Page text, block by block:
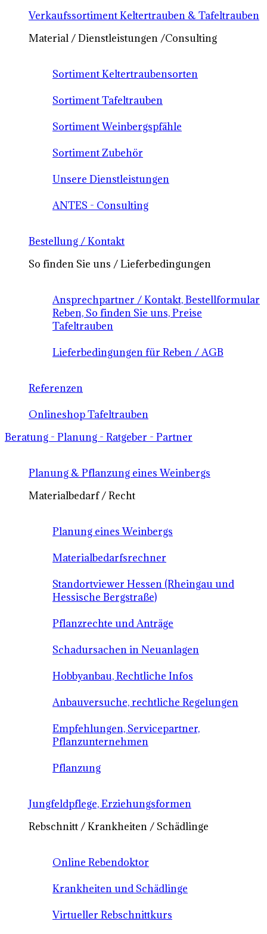
Verkaufssortiment Keltertrauben & Tafeltrauben
Material / Dienstleistungen /Consulting
Sortiment Keltertraubensorten
Sortiment Tafeltrauben
Sortiment Weinbergspfähle
Sortiment Zubehör
Unsere Dienstleistungen
ANTES - Consulting
Bestellung / Kontakt
So finden Sie uns / Lieferbedingungen
Ansprechpartner / Kontakt, Bestellformular
Reben, So finden Sie uns, Preise
Tafeltrauben
Lieferbedingungen für Reben / AGB
Referenzen
Onlineshop Tafeltrauben
Beratung - Planung - Ratgeber - Partner
Planung & Pflanzung eines Weinbergs
Materialbedarf / Recht
Planung eines Weinbergs
Materialbedarfsrechner
Standortviewer Hessen (Rheingau und
Hessische Bergstraße)
Pflanzrechte und Anträge
Schadursachen in Neuanlagen
Hobbyanbau, Rechtliche Infos
Anbauversuche, rechtliche Regelungen
Empfehlungen, Servicepartner,
Pflanzunternehmen
Pflanzung
Jungfeldpflege, Erziehungsformen
Rebschnitt / Krankheiten / Schädlinge
Online Rebendoktor
Krankheiten und Schädlinge
Virtueller Rebschnittkurs